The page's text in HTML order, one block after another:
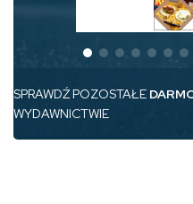
SPRAWDŹ POZOSTAŁE
WYDAWNICTWIE